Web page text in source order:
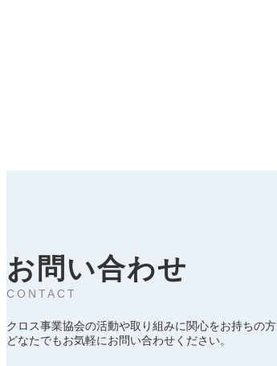
お問い合わせ
CONTACT
クロス事業協会の活動や取り組みに関心をお持ちの方
どなたでもお気軽にお問い合わせください。